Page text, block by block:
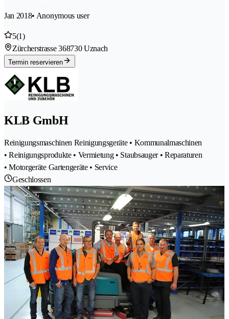
Jan 2018• Anonymous user
5(1)
Zürcherstrasse 368730 Uznach
Termin reservieren
KLB GmbH
Reinigungsmaschinen Reinigungsgeräte • Kommunalmaschinen
• Reinigungsprodukte • Vermietung • Staubsauger • Reparaturen
• Motorgeräte Gartengeräte • Service
Geschlossen